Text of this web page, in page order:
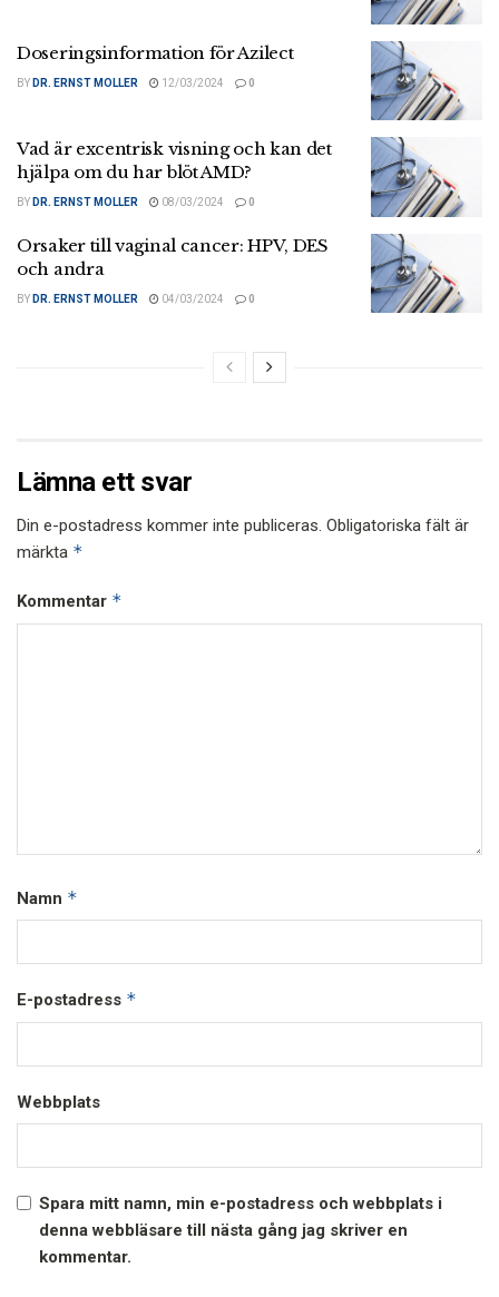
Doseringsinformation för Azilect
BY DR. ERNST MOLLER 12/03/2024 0
Vad är excentrisk visning och kan det
hjälpa om du har blöt AMD?
BY DR. ERNST MOLLER 08/03/2024 0
Orsaker till vaginal cancer: HPV, DES
och andra
BY DR. ERNST MOLLER 04/03/2024 0
Lämna ett svar
Din e-postadress kommer inte publiceras. Obligatoriska fält är
märkta *
Kommentar *
Namn *
E-postadress *
Webbplats
Spara mitt namn, min e-postadress och webbplats i
denna webbläsare till nästa gång jag skriver en
kommentar.